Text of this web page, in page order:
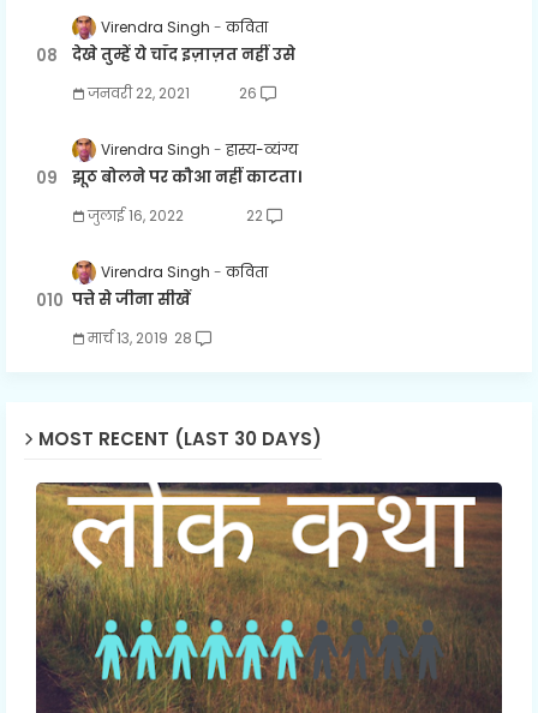
Virendra Singh कविता
देखे तुम्हें ये चाँद इज़ाज़त नहीं उसे
जनवरी 22, 2021 26
Virendra Singh हास्य-व्यंग्य
झूठ बोलने पर कौआ नहीं काटता।
जुलाई 16, 2022 22
Virendra Singh कविता
पत्ते से जीना सीखें
मार्च 13, 2019 28
MOST RECENT (LAST 30 DAYS)